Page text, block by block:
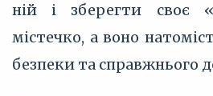
ній і зберегти своє
містечко, а воно
безпеки та справжнього